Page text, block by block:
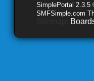
SimplePortal 2.3.5
SMFSimple.com